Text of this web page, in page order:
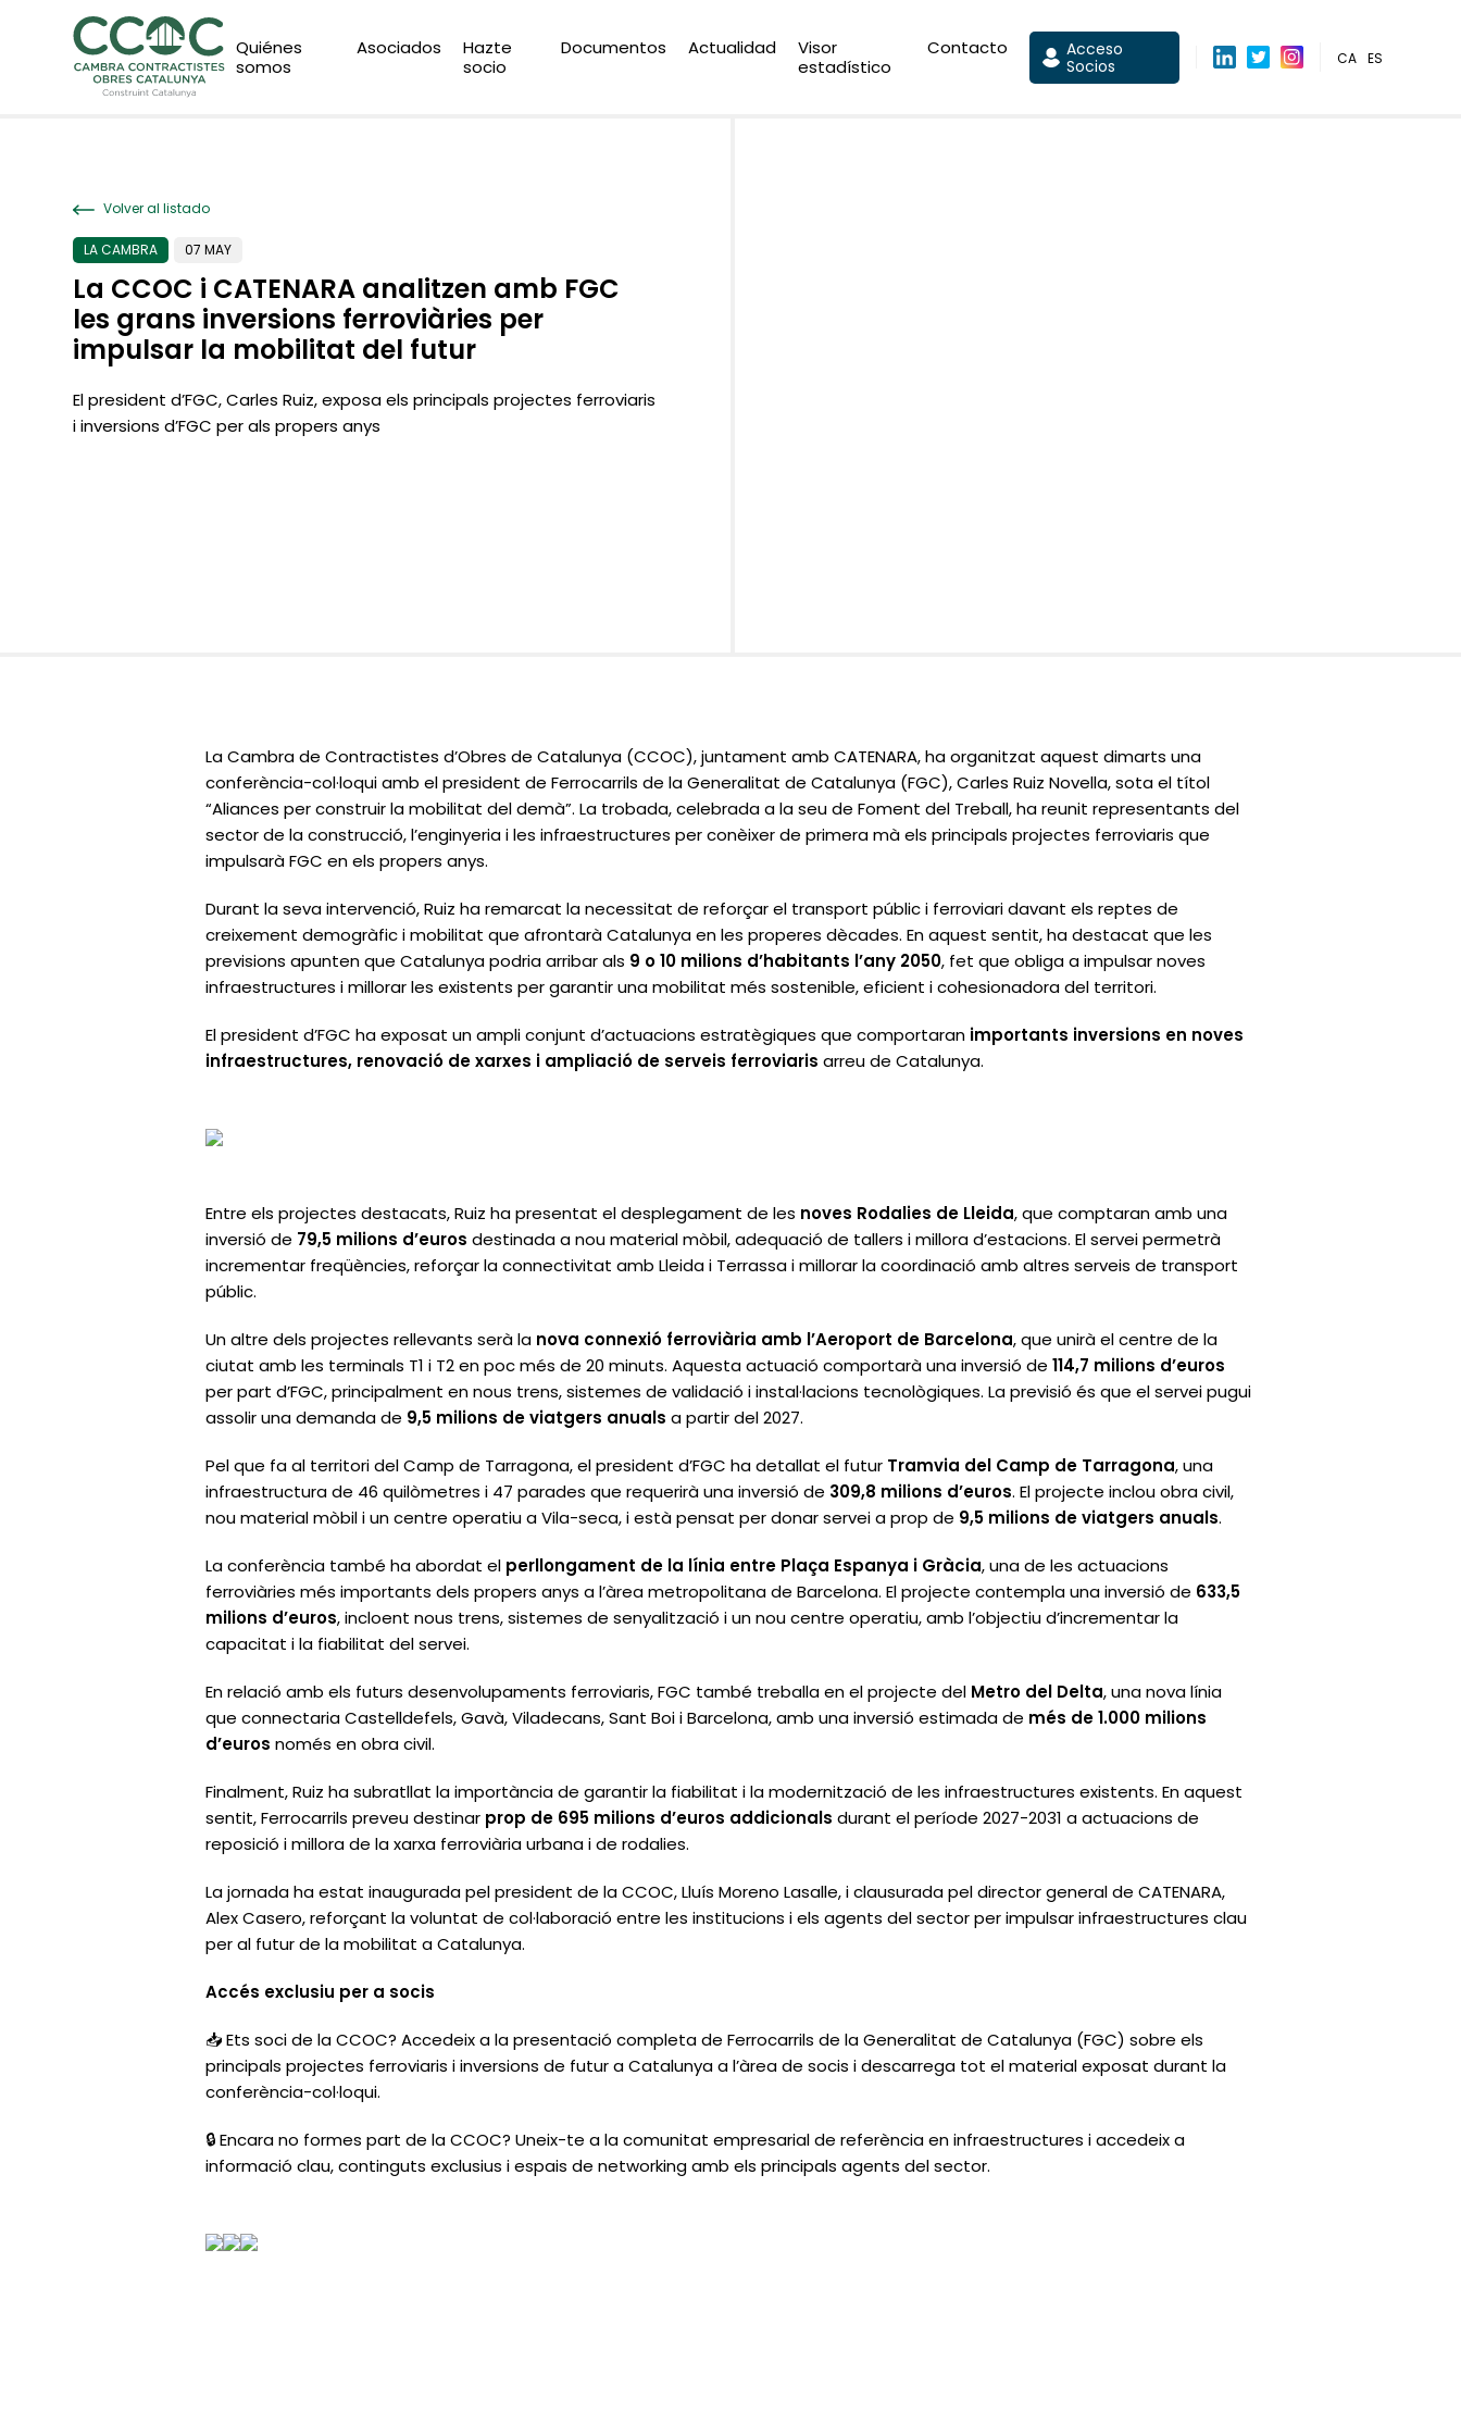
Quiénes
somos
Asociados
Hazte
socio
Documentos Actualidad
Visor
estadístico
Contacto
Acceso
Socios
CA ES
Volver al listado
LA CAMBRA 07 MAY
La CCOC i CATENARA analitzen amb FGC
les grans inversions ferroviàries per
impulsar la mobilitat del futur
El president d’FGC, Carles Ruiz, exposa els principals projectes ferroviaris
i inversions d’FGC per als propers anys
La Cambra de Contractistes d’Obres de Catalunya (CCOC), juntament amb CATENARA, ha organitzat aquest dimarts una
conferència-col·loqui amb el president de Ferrocarrils de la Generalitat de Catalunya (FGC), Carles Ruiz Novella, sota el títol
“Aliances per construir la mobilitat del demà”. La trobada, celebrada a la seu de Foment del Treball, ha reunit representants del
sector de la construcció, l’enginyeria i les infraestructures per conèixer de primera mà els principals projectes ferroviaris que
impulsarà FGC en els propers anys.
Durant la seva intervenció, Ruiz ha remarcat la necessitat de reforçar el transport públic i ferroviari davant els reptes de
creixement demogràfic i mobilitat que afrontarà Catalunya en les properes dècades. En aquest sentit, ha destacat que les
previsions apunten que Catalunya podria arribar als 9 o 10 milions d’habitants l’any 2050, fet que obliga a impulsar noves
infraestructures i millorar les existents per garantir una mobilitat més sostenible, eficient i cohesionadora del territori.
El president d’FGC ha exposat un ampli conjunt d’actuacions estratègiques que comportaran importants inversions en noves
infraestructures, renovació de xarxes i ampliació de serveis ferroviaris arreu de Catalunya.
Entre els projectes destacats, Ruiz ha presentat el desplegament de les noves Rodalies de Lleida, que comptaran amb una
inversió de 79,5 milions d’euros destinada a nou material mòbil, adequació de tallers i millora d’estacions. El servei permetrà
incrementar freqüències, reforçar la connectivitat amb Lleida i Terrassa i millorar la coordinació amb altres serveis de transport
públic.
Un altre dels projectes rellevants serà la nova connexió ferroviària amb l’Aeroport de Barcelona, que unirà el centre de la
ciutat amb les terminals T1 i T2 en poc més de 20 minuts. Aquesta actuació comportarà una inversió de114,7 milions d’euros
per part d’FGC, principalment en nous trens, sistemes de validació i instal·lacions tecnològiques. La previsió és que el servei pugui
assolir una demanda de 9,5 milions de viatgers anuals a partir del 2027.
Pel que fa al territori del Camp de Tarragona, el president d’FGC ha detallat el futur Tramvia del Camp de Tarragona, una
infraestructura de 46 quilòmetres i 47 parades que requerirà una inversió de 309,8 milions d’euros. El projecte inclou obra civil,
nou material mòbil i un centre operatiu a Vila-seca, i està pensat per donar servei a prop de 9,5 milions de viatgers anuals.
La conferència també ha abordat el perllongament de la línia entre Plaça Espanya i Gràcia, una de les actuacions
ferroviàries més importants dels propers anys a l’àrea metropolitana de Barcelona. El projecte contempla una inversió de 633,5
milions d’euros, incloent nous trens, sistemes de senyalització i un nou centre operatiu, amb l’objectiu d’incrementar la
capacitat i la fiabilitat del servei.
En relació amb els futurs desenvolupaments ferroviaris, FGC també treballa en el projecte del Metro del Delta, una nova línia
que connectaria Castelldefels, Gavà, Viladecans, Sant Boi i Barcelona, amb una inversió estimada de més de 1.000 milions
d’euros només en obra civil.
Finalment, Ruiz ha subratllat la importància de garantir la fiabilitat i la modernització de les infraestructures existents. En aquest
sentit, Ferrocarrils preveu destinar prop de 695 milions d’euros addicionals durant el període 2027-2031 a actuacions de
reposició i millora de la xarxa ferroviària urbana i de rodalies.
La jornada ha estat inaugurada pel president de la CCOC, Lluís Moreno Lasalle, i clausurada pel director general de CATENARA,
Alex Casero, reforçant la voluntat de col·laboració entre les institucions i els agents del sector per impulsar infraestructures clau
per al futur de la mobilitat a Catalunya.
Accés exclusiu per a socis
📥 Ets soci de la CCOC? Accedeix a la presentació completa de Ferrocarrils de la Generalitat de Catalunya (FGC) sobre els
principals projectes ferroviaris i inversions de futur a Catalunya a l’àrea de socis i descarrega tot el material exposat durant la
conferència-col·loqui.
🔒 Encara no formes part de la CCOC? Uneix-te a la comunitat empresarial de referència en infraestructures i accedeix a
informació clau, continguts exclusius i espais de networking amb els principals agents del sector.